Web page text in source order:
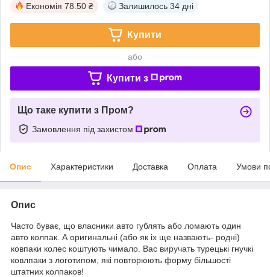
Економія 78.50 ₴ Залишилось 34 дні
Купити
або
Купити з
Що таке купити з Пром?
Замовлення під захистом
Опис Характеристики Доставка Оплата Умови
Опис
Часто буває, що власники авто гублять або ломають один
авто колпак. А оригинальні (або як іх ще назвають- родні)
ковпаки колес коштують чимало. Вас виручать турецькі гнучкі
ковлпаки з логотипом, які повторюють форму більшості
штатних колпаков!